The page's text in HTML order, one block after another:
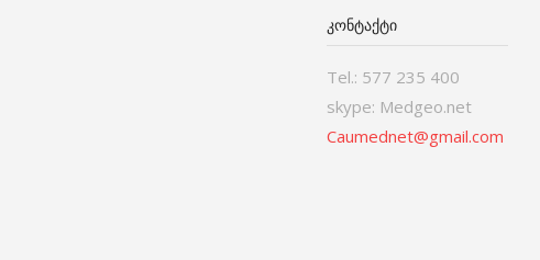
ᲙᲝᲜᲢᲐᲥᲢᲘ
Tel.: 577 235 400
skype: Medgeo.net
Caumednet@gmail.com